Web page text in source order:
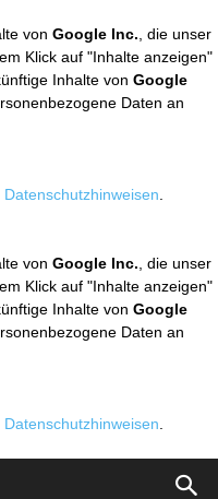
von Google Inc. , die unser
Klick auf "Inhalte anzeigen"
Inhalte von Google
Daten an
Datenschutzhinweisen
von Google Inc. , die unser
Klick auf "Inhalte anzeigen"
Inhalte von Google
Daten an
Datenschutzhinweisen